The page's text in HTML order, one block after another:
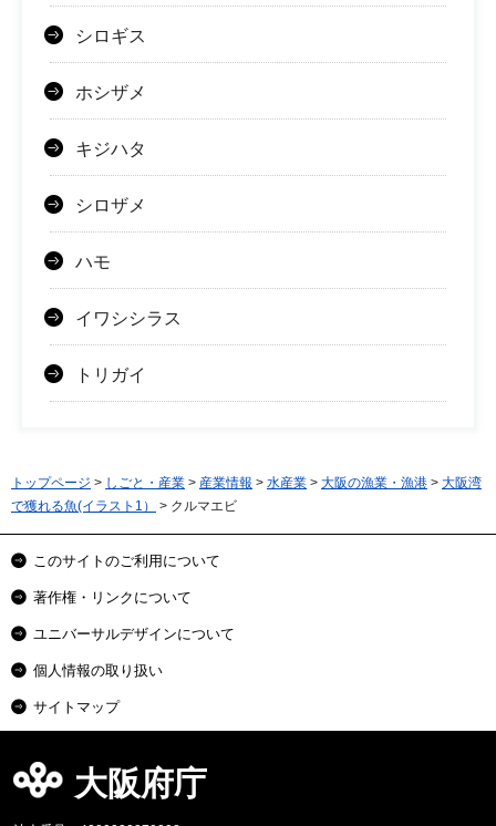
シロギス
ホシザメ
キジハタ
シロザメ
ハモ
イワシシラス
トリガイ
トップページ > しごと・産業 > 産業情報 > 水産業 > 大阪の漁業・漁港 > 大阪湾
で獲れる魚(イラスト1）
> クルマエビ
このサイトのご利用について
著作権・リンクについて
ユニバーサルデザインについて
個人情報の取り扱い
サイトマップ
大阪府庁